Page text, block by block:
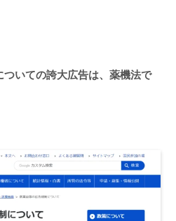
いての誇大広告は、薬機法で